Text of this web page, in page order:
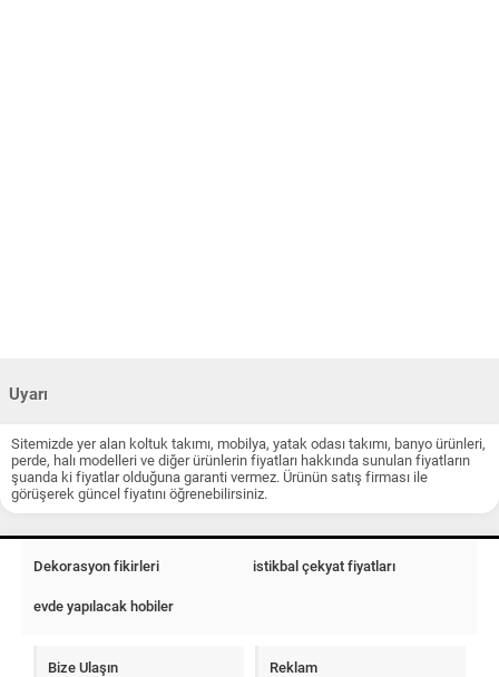
Uyarı
Sitemizde yer alan koltuk takımı, mobilya, yatak odası takımı, banyo ürünleri,
perde, halı modelleri ve diğer ürünlerin fiyatları hakkında sunulan fiyatların
şuanda ki fiyatlar olduğuna garanti vermez. Ürünün satış firması ile
görüşerek güncel fiyatını öğrenebilirsiniz.
Dekorasyon fikirleri istikbal çekyat fiyatları
evde yapılacak hobiler
Bize Ulaşın Reklam